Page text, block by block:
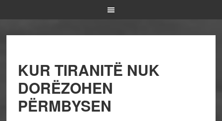
KUR TIRANITË NUK
DORËZOHEN
PËRMBYSEN